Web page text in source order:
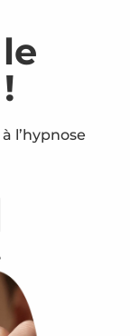
l’hypnose